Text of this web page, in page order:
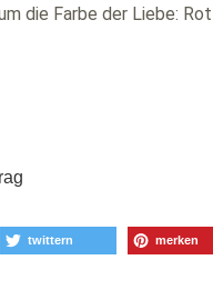
die Farbe der Liebe:
twittern merken